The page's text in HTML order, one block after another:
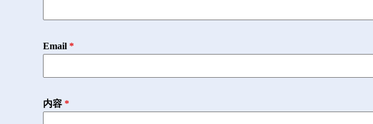
Email *
内容 *